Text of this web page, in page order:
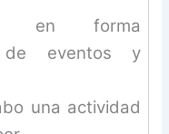
en forma
de eventos y
una actividad